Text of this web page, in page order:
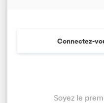
Connectez-
Soyez le